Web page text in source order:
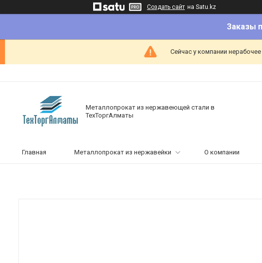
Создать сайт на Satu.kz
Заказы
Сейчас у компании
Металлопрокат из нержавеющей стали в
ТехТоргАлматы
Главная Металлопрокат из нержавейки О компании